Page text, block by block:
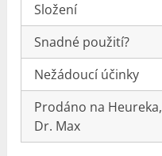
Složení
Snadné použití?
Nežádoucí účinky
Prodáno na Heureka,
Dr. Max